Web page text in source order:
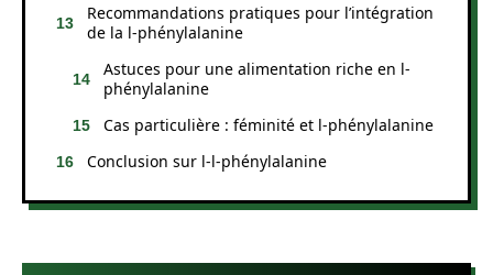
Recommandations pratiques pour l’intégration
de la l-phénylalanine
Astuces pour une alimentation riche en l-
phénylalanine
Cas particulière : féminité et l-phénylalanine
Conclusion sur l-l-phénylalanine